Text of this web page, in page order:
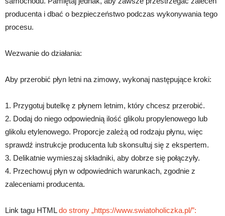
producenta i dbać o bezpieczeństwo podczas wykonywania tego
procesu.
Wezwanie do działania:
Aby przerobić płyn letni na zimowy, wykonaj następujące kroki:
1. Przygotuj butelkę z płynem letnim, który chcesz przerobić.
2. Dodaj do niego odpowiednią ilość glikolu propylenowego lub
glikolu etylenowego. Proporcje zależą od rodzaju płynu, więc
sprawdź instrukcje producenta lub skonsultuj się z ekspertem.
3. Delikatnie wymieszaj składniki, aby dobrze się połączyły.
4. Przechowuj płyn w odpowiednich warunkach, zgodnie z
zaleceniami producenta.
Link tagu HTMLdo strony „https://www.swiatoholiczka.pl/”: